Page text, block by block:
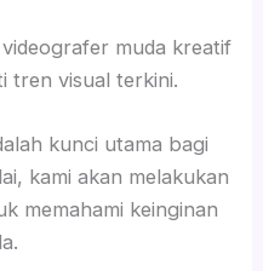
muda kreatif
tren visual terkini.
kunci utama bagi
kami akan melakukan
memahami keinginan